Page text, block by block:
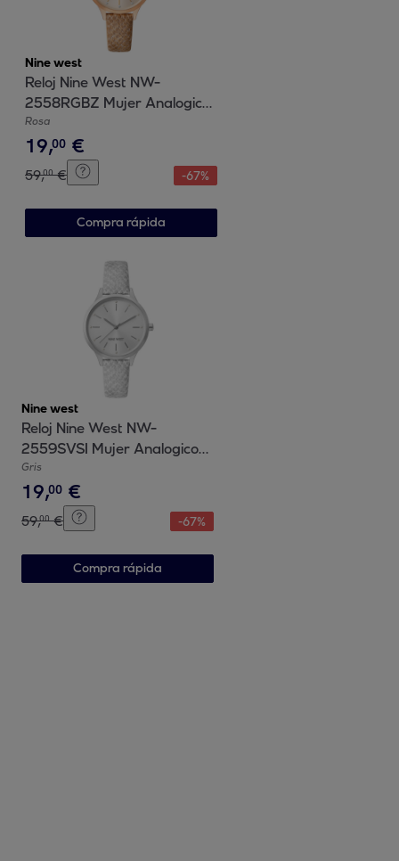
Nine west
Reloj Nine West NW-
2558RGBZ Mujer Analogico
Cuarzo con Correa de Cuero
Rosa
19,00 €
59,00 € -67%
Compra rápida
Nine west
Reloj Nine West NW-
2559SVSI Mujer Analogico
Cuarzo con Correa de Cuero
Gris
19,00 €
59,00 € -67%
Compra rápida